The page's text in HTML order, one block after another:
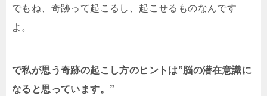
でもね、奇跡って起こるし、起こせるものなんです
よ。
で私が思う奇跡の起こし方のヒントは”脳の潜在意識に
なると思っています。”